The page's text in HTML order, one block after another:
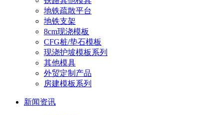
地铁疏散平台
地铁支架
8cm现浇模板
CFG桩/垫石模板
现浇护坡模板系列
其他模具
外贸定制产品
房建模板系列
新闻资讯